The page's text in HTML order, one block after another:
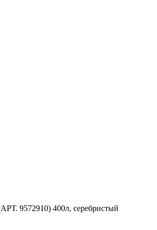
9572910) 400л, серебристый